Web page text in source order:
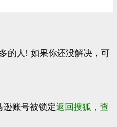
的人! 如果你还没解决，可
逊账号被锁定返回搜狐，查